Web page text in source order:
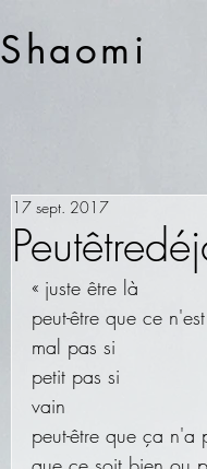
Shaomi
17 sept. 2017
« juste être là
peut-être que ce
mal pas si
petit pas si
vain
peut-être que ça n'a